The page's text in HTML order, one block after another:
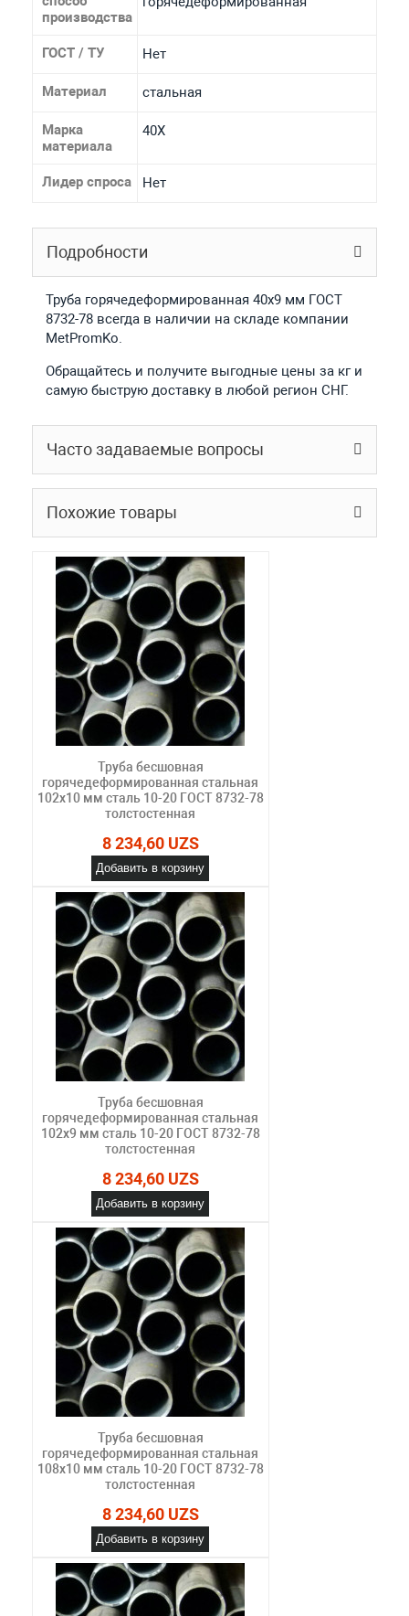
производства
ГОСТ / ТУ Нет
Материал стальная
Марка
материала
40Х
Лидер спроса Нет
Подробности
Труба горячедеформированная 40х9 мм ГОСТ
8732-78 всегда в наличии на складе компании
MetPromKo.
Обращайтесь и получите выгодные цены за кг и
самую быструю доставку в любой регион СНГ.
Часто задаваемые вопросы
Похожие товары
Труба бесшовная
горячедеформированная стальная
102х10 мм сталь 10-20 ГОСТ 8732-78
толстостенная
8 234,60 UZS
Добавить в корзину
Труба бесшовная
горячедеформированная стальная
102х9 мм сталь 10-20 ГОСТ 8732-78
толстостенная
8 234,60 UZS
Добавить в корзину
Труба бесшовная
горячедеформированная стальная
108х10 мм сталь 10-20 ГОСТ 8732-78
толстостенная
8 234,60 UZS
Добавить в корзину